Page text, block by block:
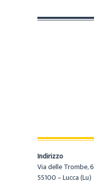
Indirizzo
Via delle Trombe, 6
55100 – Lucca (Lu)